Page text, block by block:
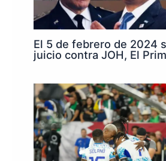
El 5 de febrero de 2024
juicio contra JOH, El